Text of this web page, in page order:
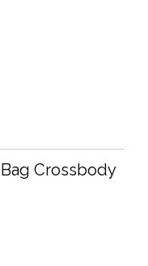
Crossbody